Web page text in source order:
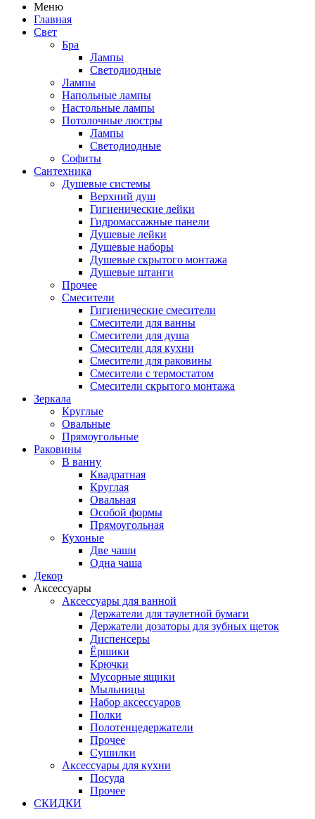
Меню
Главная
Свет
Бра
Лампы
Светодиодные
Лампы
Напольные лампы
Настольные лампы
Потолочные люстры
Лампы
Светодиодные
Софиты
Сантехника
Душевые системы
Верхний душ
Гигиенические лейки
Гидромассажные панели
Душевые лейки
Душевые наборы
Душевые скрытого монтажа
Душевые штанги
Прочее
Смесители
Гигиенические смесители
Смесители для ванны
Смесители для душа
Смесители для кухни
Смесители для раковины
Смесители с термостатом
Смесители скрытого монтажа
Зеркала
Круглые
Овальные
Прямоугольные
Раковины
В ванну
Квадратная
Круглая
Овальная
Особой формы
Прямоугольная
Кухоные
Две чаши
Одна чаша
Декор
Аксессуары
Аксессуары для ванной
Держатели для таулетной бумаги
Держатели дозаторы для зубных щеток
Диспенсеры
Ёршики
Крючки
Мусорные ящики
Мыльницы
Набор аксессуаров
Полки
Полотенцедержатели
Прочее
Сушилки
Аксессуары для кухни
Посуда
Прочее
СКИДКИ